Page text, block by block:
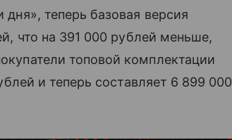
теперь базовая версия
что на 391 000 рублей меньше,
топовой комплектации
и теперь составляет 6 899 000